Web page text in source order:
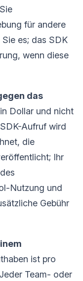
für andere
es; das SDK
wenn diese
das
Dollar und nicht
Aufruf wird
die
Ihr
Nutzung und
Gebühr
ist pro
Team- oder